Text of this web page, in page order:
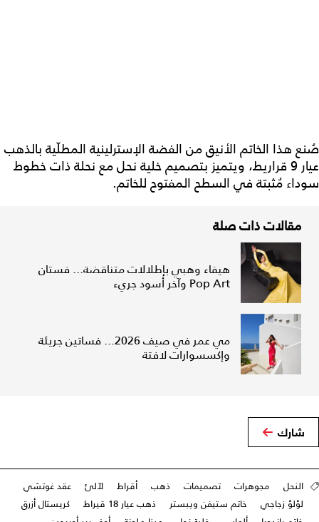
صُنع هذا الخاتم الأنيق من الفضة الإسترلينية المطلّية بالذهب
عيار 9 قراريط، ويتميز بتصميم خلية نحل مع نحلة ذات خطوط
سوداء مُثبتة في السطح المفتوح للخاتم.
مقالات ذات صلة
هيفاء وهبي بإطلالات متناقضة... فستان
Pop Art وآخر أسود جريء
مي عمر في صيف 2026... فساتين جريئة
وإكسسوارات لافتة
شارك
النحل مجوهرات تصميمات ذهب أقراط لآلئ
عقد غوتشي
لؤلؤ زجاجي
خاتم ستيفن ويبستر ذهب عيار 18 قيراط
كريستال أزرق